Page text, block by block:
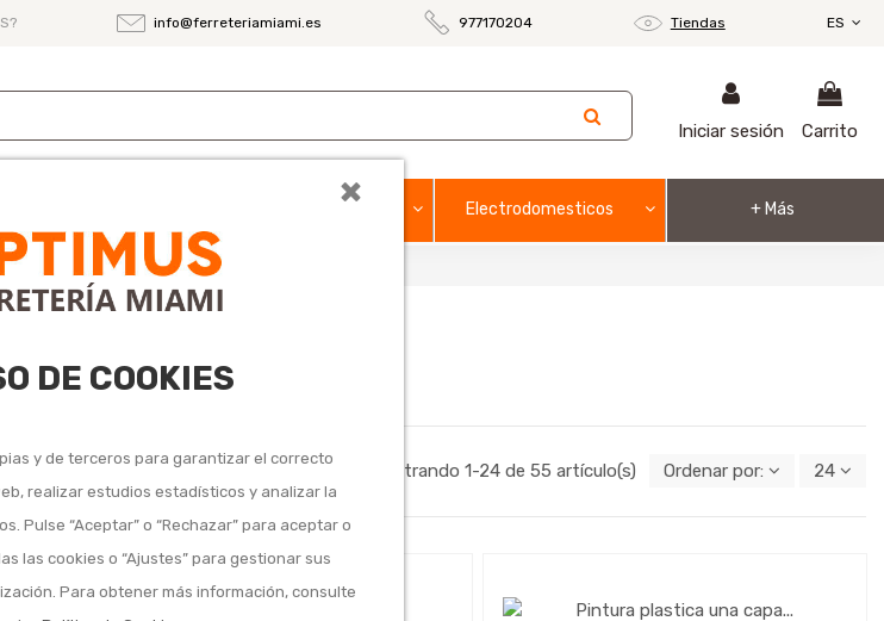
×
DE COOKIES
y de terceros para garantizar el correcto
realizar estudios estadísticos y analizar la
Pulse “Aceptar” o “Rechazar” para aceptar o
las cookies o “Ajustes” para gestionar sus
Para obtener más información, consulte
info@ferreteriamiami.es 977170204 Tiendas ES
Iniciar sesión Carrito
Electrodomesticos + Más
Mostrando 1-24 de 55 artículo(s) Ordenar por: 24